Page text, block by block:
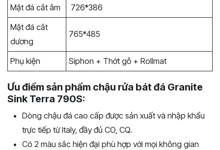
Mặt đá cắt âm
726*386
Mặt đá cắt
dương
765*485
Phụ kiện Siphon + Thớt gỗ + Rollmat
Ưu điểm sản phẩm chậu rửa bát đá Granite
Sink Terra 790S:
Dòng chậu đá cao cấp được sản xuất và nhập khẩu
trực tiếp từ Italy, đầy đủ CO, CQ.
Có 2 màu sắc hiện đại phù hợp với mọi không gian